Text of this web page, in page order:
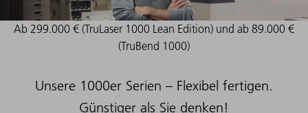
Ab 299.000 € (TruLaser 1000 Lean Edition) und ab 89.000 €
(TruBend 1000)
Unsere 1000er Serien – Flexibel fertigen.
Günstiger als Sie denken!